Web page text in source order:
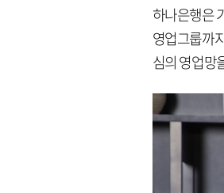
하나은행은
영업그룹까
심의 영업망